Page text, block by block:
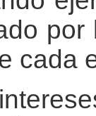
cada